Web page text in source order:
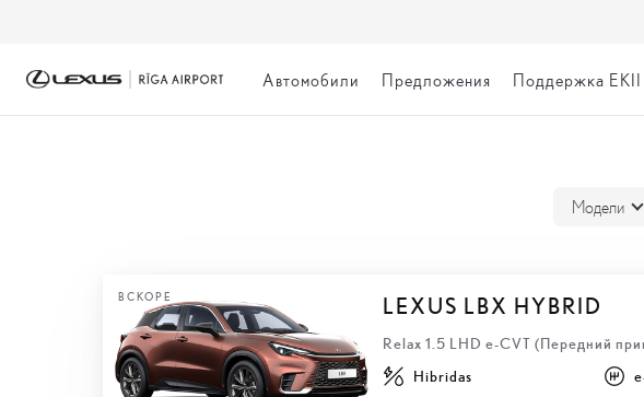
Автомобили Предложения Поддержка EKII
БЫСТРАЯ ДОСТАВКАМодели
ВСКОРЕ LEXUS LBX HYBRID
Relax 1.5 LHD e-CVT (Передний
Hibridas